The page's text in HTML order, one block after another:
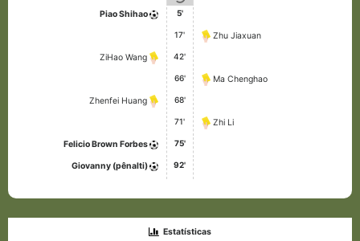
Piao Shihao 5'
17' Zhu Jiaxuan
ZiHao Wang 42'
66' Ma Chenghao
Zhenfei Huang 68'
71' Zhi Li
Felicio Brown Forbes 75'
Giovanny (pênalti) 92'
Estatísticas